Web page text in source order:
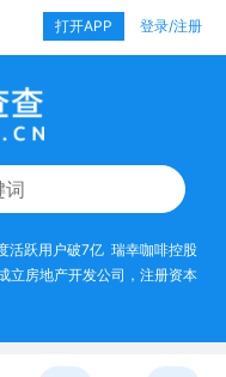
打开APP 登录/注册
活跃用户破7亿 瑞幸咖啡控股
立房地产开发公司，注册资本